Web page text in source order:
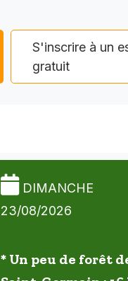
S'inscrire à un
gratuit
DIMANCHE
23/08/2026
* Un peu de forêt